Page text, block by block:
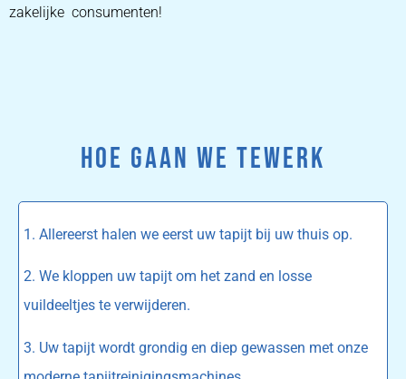
zakelijke consumenten!
HOE GAAN WE TEWERK
1. Allereerst halen we eerst uw tapijt bij uw thuis op.
2. We kloppen uw tapijt om het zand en losse
vuildeeltjes te verwijderen.
3. Uw tapijt wordt grondig en diep gewassen met onze